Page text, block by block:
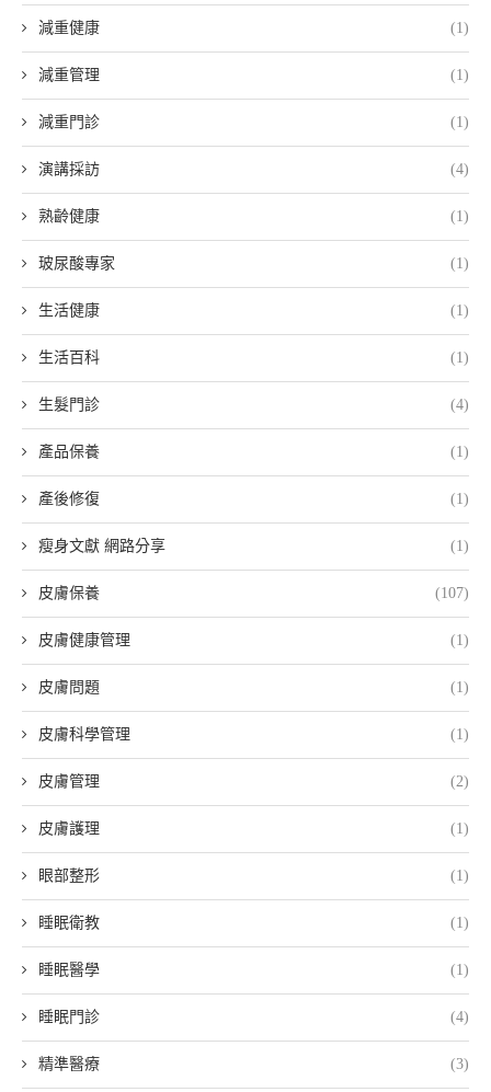
減重健康 (1)
減重管理 (1)
減重門診 (1)
演講採訪 (4)
熟齡健康 (1)
玻尿酸專家 (1)
生活健康 (1)
生活百科 (1)
生髮門診 (4)
產品保養 (1)
產後修復 (1)
瘦身文獻 網路分享 (1)
皮膚保養 (107)
皮膚健康管理 (1)
皮膚問題 (1)
皮膚科學管理 (1)
皮膚管理 (2)
皮膚護理 (1)
眼部整形 (1)
睡眠衛教 (1)
睡眠醫學 (1)
睡眠門診 (4)
精準醫療 (3)